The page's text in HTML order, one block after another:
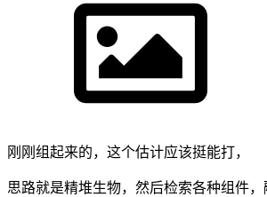
刚刚组起来的，这个估计应该挺能打，
思路就是精堆生物，然后检索各种组件，